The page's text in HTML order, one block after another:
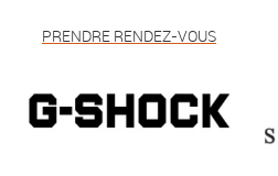
PRENDRE RENDEZ-VOUS